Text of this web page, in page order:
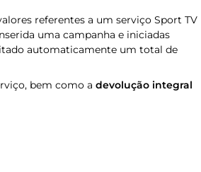
referentes a um serviço Sport TV
uma campanha e iniciadas
automaticamente um total de
bem como a devolução integral